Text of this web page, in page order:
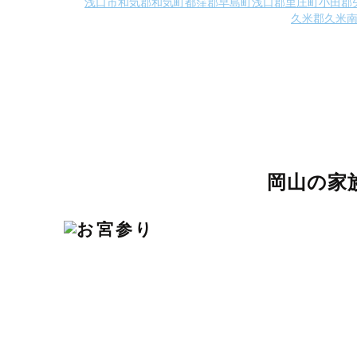
久米郡久米
岡山の家